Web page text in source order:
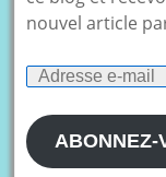
nouvel article
Adresse
mail
ABONNEZ-